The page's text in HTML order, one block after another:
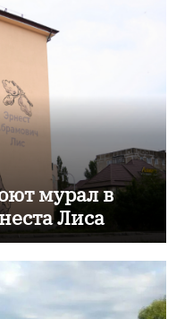
мурал в
Лиса